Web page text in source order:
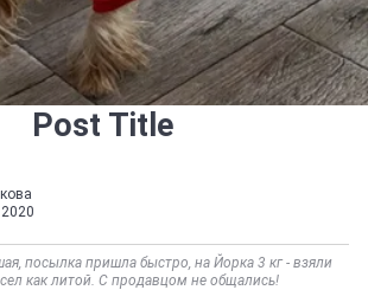
Post Title
посылка пришла быстро, на Йорка 3 кг - взяли
как литой. С продавцом не общались!